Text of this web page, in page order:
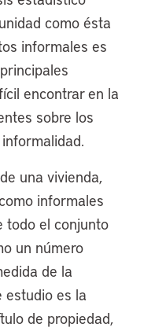
como ésta
informales es
encontrar en la
sobre los
una vivienda,
informales
todo el conjunto
un número
de la
estudio es la
de propiedad,